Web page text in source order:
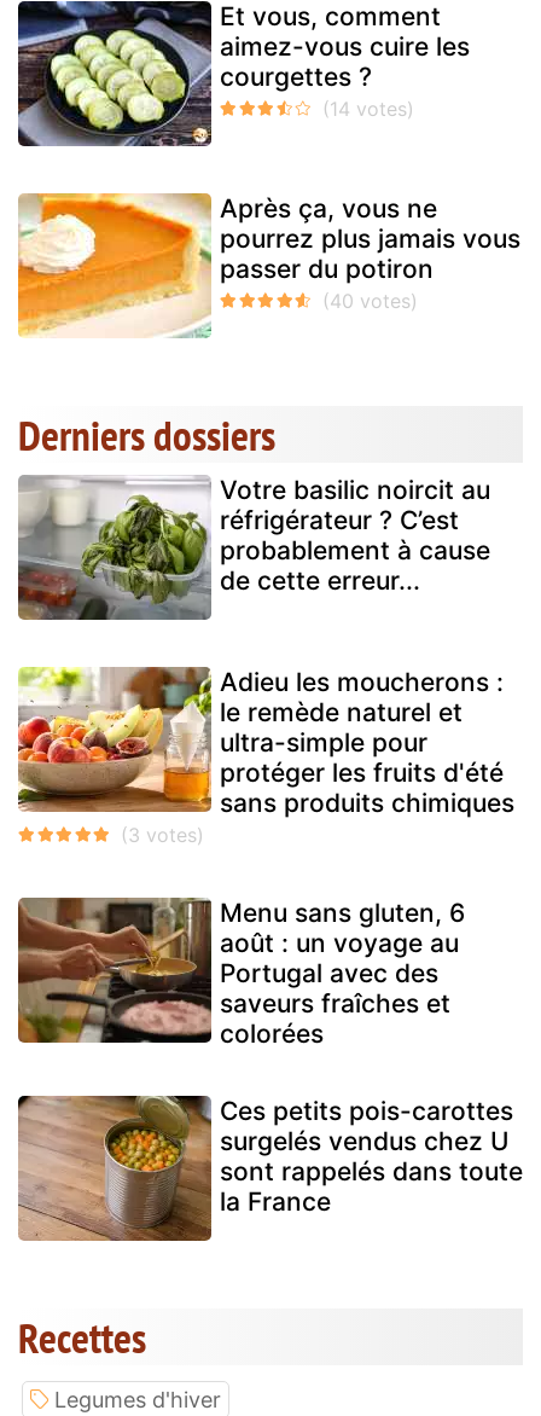
Et vous, comment
aimez-vous cuire les
courgettes ?
Après ça, vous ne
pourrez plus jamais vous
passer du potiron
Derniers dossiers
Votre basilic noircit au
réfrigérateur ? C’est
probablement à cause
de cette erreur...
Adieu les moucherons :
le remède naturel et
ultra-simple pour
protéger les fruits d'été
sans produits chimiques
Menu sans gluten, 6
août : un voyage au
Portugal avec des
saveurs fraîches et
colorées
Ces petits pois-carottes
surgelés vendus chez U
sont rappelés dans toute
la France
Recettes
Legumes d'hiver